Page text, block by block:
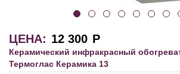
ЦЕНА: 12 300 Р
Керамический инфракрасный
Термоглас Керамика 13